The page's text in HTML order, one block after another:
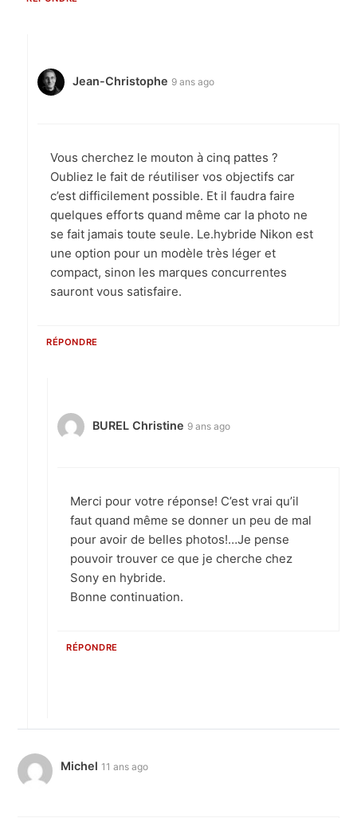
Jean-Christophe 9 ans ago
Vous cherchez le mouton à cinq pattes ?
Oubliez le fait de réutiliser vos objectifs car
c’est difficilement possible. Et il faudra faire
quelques efforts quand même car la photo ne
se fait jamais toute seule. Le.hybride Nikon est
une option pour un modèle très léger et
compact, sinon les marques concurrentes
sauront vous satisfaire.
RÉPONDRE
BUREL Christine 9 ans ago
Merci pour votre réponse! C’est vrai qu’il
faut quand même se donner un peu de mal
pour avoir de belles photos!…Je pense
pouvoir trouver ce que je cherche chez
Sony en hybride.
Bonne continuation.
RÉPONDRE
Michel 11 ans ago